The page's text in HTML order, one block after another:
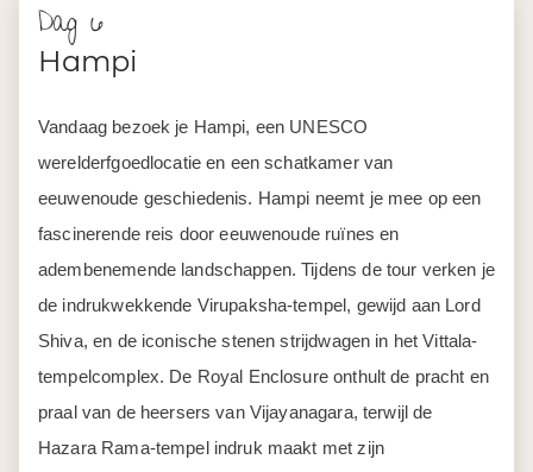
Dag 6
Hampi
Vandaag bezoek je Hampi, een UNESCO
werelderfgoedlocatie en een schatkamer van
eeuwenoude geschiedenis. Hampi neemt je mee op een
fascinerende reis door eeuwenoude ruïnes en
adembenemende landschappen. Tijdens de tour verken je
de indrukwekkende Virupaksha-tempel, gewijd aan Lord
Shiva, en de iconische stenen strijdwagen in het Vittala-
tempelcomplex. De Royal Enclosure onthult de pracht en
praal van de heersers van Vijayanagara, terwijl de
Hazara Rama-tempel indruk maakt met zijn